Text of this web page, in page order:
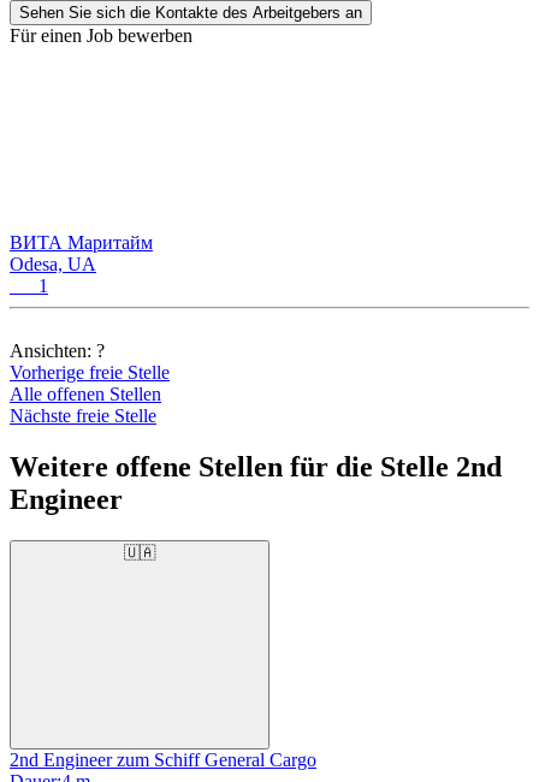
Sehen Sie sich die Kontakte des Arbeitgebers an
Für einen Job bewerben
ВИТА Маритайм
Odesa, UA
1
Ansichten: ?
Vorherige freie Stelle
Alle offenen Stellen
Nächste freie Stelle
Weitere offene Stellen für die Stelle 2nd
Engineer
🇺🇦
2nd Engineer zum Schiff General Cargo